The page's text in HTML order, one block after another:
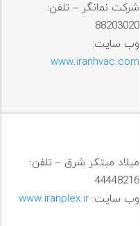
شرکت نمانگر – تلفن:
88203020
وب سایت:
www.iranhvac.com
ميلاد مبتكر شرق – تلفن:
44448216
وب سایت: www.iranplex.ir